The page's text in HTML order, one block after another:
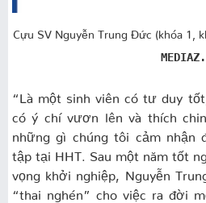
Cựu SV Nguyễn Trung Đức (khóa 1,
MEDIAZ.
“Là một sinh viên có tư duy
có ý chí vươn lên và thích
những gì chúng tôi cảm nhận
tập tại HHT. Sau một năm tốt
vọng khởi nghiệp, Nguyễn
“thai nghén” cho việc ra đời